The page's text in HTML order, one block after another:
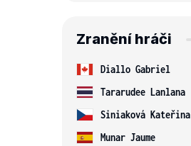
Zranění hráči
Diallo Gabriel
Tararudee Lanlana
Siniaková Kateřina
Munar Jaume